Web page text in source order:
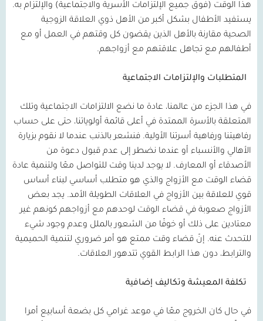
هذا الوقت (فوق جميع الإلتزامات الأسرية والاجتماعية) والإلتزام به.
يستفيد الأطفال بشكل أكبر من الأهل ذوي العلاقة الزوجية
الصحية مقارنة بالأهل الذين يقضون كل وقتهم في العمل أو مع
أطفالهم مع تجاهل علاقتهم مع أزواجهم.
المتطلبات والإلتزامات الاجتماعية
في هذا الجزء من عالمنا، عادة ما نضع الالتزامات الاجتماعية وتلك
المتعلقة بالأسرة الممتدة في أعلى قائمة أولوياتنا، حتى على حساب
رفاهيتنا ورفاهية أسرتنا الأولية. فنشعر بالذنب عندما لا نقوم بزيارة
الأهالي والأنسباء أو عندما نضطر إلى عدم قبول دعوة من
الأصدقاء أو المعارف. لا يوجد لدينا وقت للتواصل معًا ولتنمية عادة
قضاء الوقت مع الأزواج والذي هو متطلب أساسي لبناء أساس
قوي للعلاقة بين الأزواج في العلاقات الطويلة الأمد. يجد بعض
الأزواج صعوبة في قضاء الوقت لوحدهم مع أزواجهم كونهم غير
معتادين على ذلك أو خوفًا من الشعور بالملل وعدم وجود شيء
للتحدث عنه. إنّ قضاء وقت ممتع هو أمر ضروري لتنمية الحميمية
والترابط، دون هذا الرابط القوي تتدهور العلاقات.
تكلفة المعيشة وتكاليف إضافية
في حال كان الخروج معًا في موعد غرامي كل بضعة أسابيع أمرا